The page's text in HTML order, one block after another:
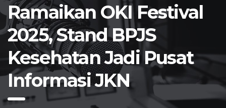
Ramaikan OKI Festival
2025, Stand BPJS
Kesehatan Jadi Pusat
Informasi JKN